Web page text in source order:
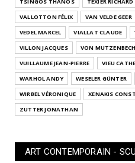
VALLOTTON FÉLIX
VAN VELDE GEER
VEDEL MARCEL
VIALLAT CLAUDE
VILLON JACQUES
VON
VUILLAUME JEAN-PIERRE
VIEU
WARHOL ANDY
WESELER GÜNTER
WIRBEL VÉRONIQUE
XENAKIS
ZUTTER JONATHAN
ART CONTEMPORAIN -